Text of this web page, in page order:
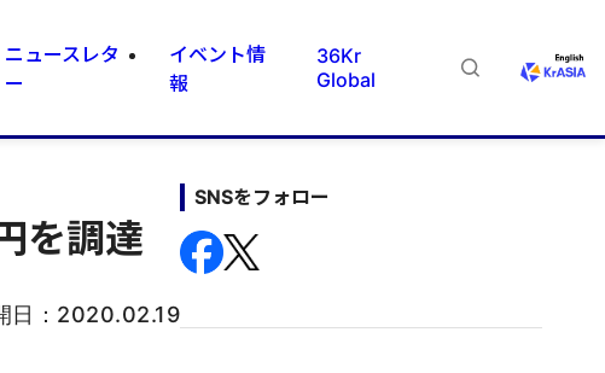
ニュースレタ
ー
イベント情
報
36Kr
Global
を調達
日： 2020.02.19
SNSをフォロー